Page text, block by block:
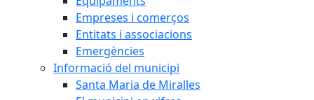
Empreses i comerços
Entitats i associacions
Emergències
Informació del municipi
Santa Maria de Miralles